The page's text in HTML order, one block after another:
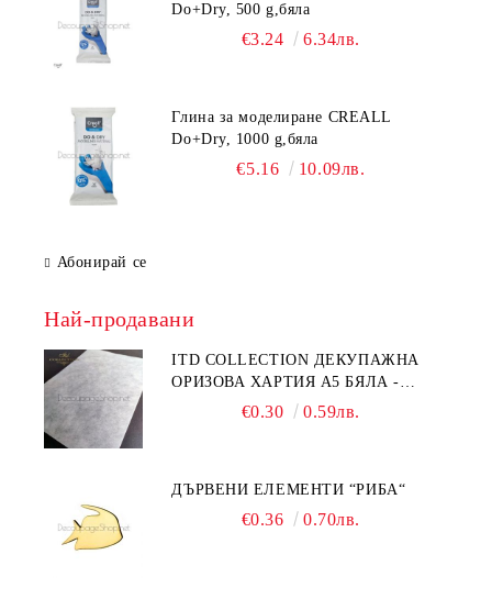
Do+Dry, 500 g,бяла
€3.24 6.34лв.
Глина за моделиране CREALL
Do+Dry, 1000 g,бяла
€5.16 10.09лв.
Абонирай се
Най-продавани
ITD COLLECTION ДЕКУПАЖНА
ОРИЗОВА ХАРТИЯ А5 БЯЛА -
€0.30 0.59лв.
ДЪРВЕНИ ЕЛЕМЕНТИ “РИБА“
€0.36 0.70лв.